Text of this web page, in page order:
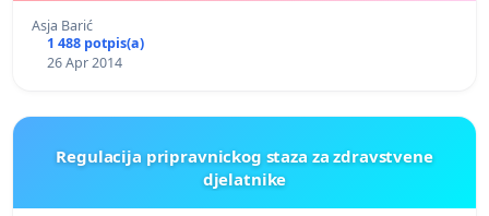
Asja Barić
1 488 potpis(a)
26 Apr 2014
Regulacija pripravnickog staza za zdravstvene
djelatnike